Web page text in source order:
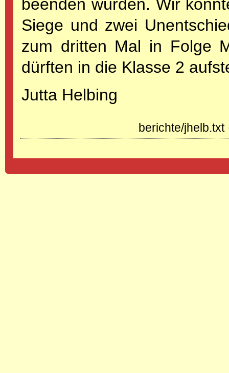
beenden würden. Wir
Siege und zwei
zum dritten Mal in Folge
dürften in die Klasse 2
Jutta Helbing
berichte/jhelb.txt